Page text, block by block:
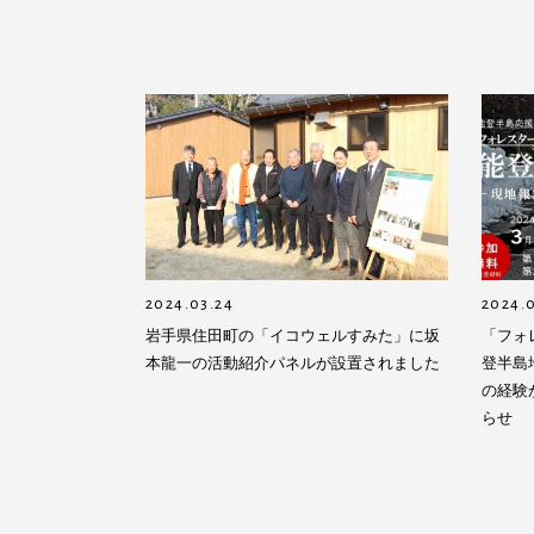
2024.03.24
岩手県住田町の「イコウェルすみた」に坂
本龍一の活動紹介パネルが設置されました
「フ
登半島
の経験
らせ